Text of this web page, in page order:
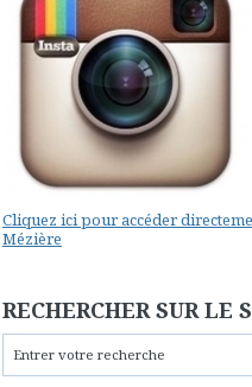
Cliquez ici pour accéder
Mézière
RECHERCHER SUR LE